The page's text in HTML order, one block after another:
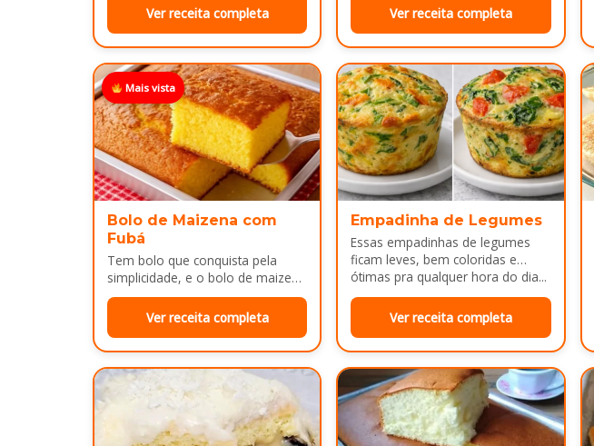
Ver receita completa
Ver receita completa
Mais vista
Bolo de Maizena com
Fubá
Tem bolo que conquista pela
simplicidade, e o bolo de maizena
com fubá é um ótimo exemplo..
Ver receita completa
Empadinha de Legumes
Essas empadinhas de legumes
ficam leves, bem coloridas e
ótimas pra qualquer hora do dia...
Ver receita completa